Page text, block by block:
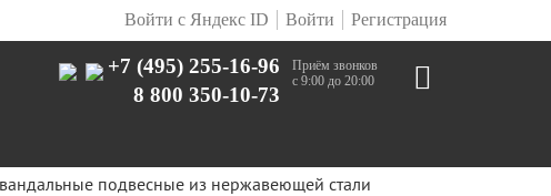
Регистрация
Войти
Войти с Яндекс ID
Приём звонков
с 9:00 до 20:00
+7 (495) 255-16-96
8 800 350-10-73
подвесные из нержавеющей стали